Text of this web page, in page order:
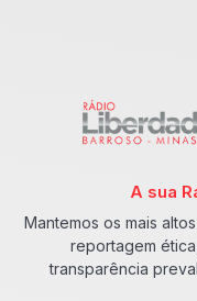
A sua
Mantemos os mais
reportagem
transparência